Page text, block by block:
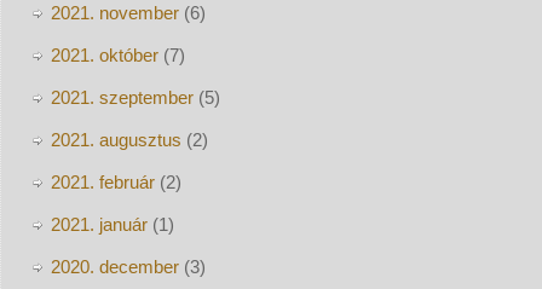
2021. november(6)
2021. október(7)
2021. szeptember(5)
2021. augusztus (2)
2021. február(2)
2021. január(1)
2020. december(3)